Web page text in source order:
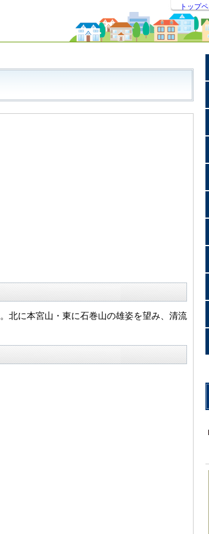
トップ
北に本宮山・東に石巻山の雄姿を望み、清流